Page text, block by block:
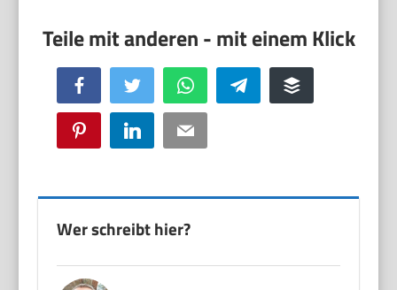
Facebook Twitter WhatsApp Telegram Buffer
Pinterest LinkedIn Email
Wer schreibt hier?